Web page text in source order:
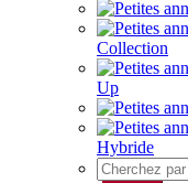
Collection
Up
Hybride